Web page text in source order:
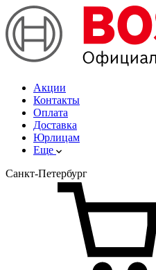
Акции
Контакты
Оплата
Доставка
Юрлицам
Еще
Санкт-Петербург